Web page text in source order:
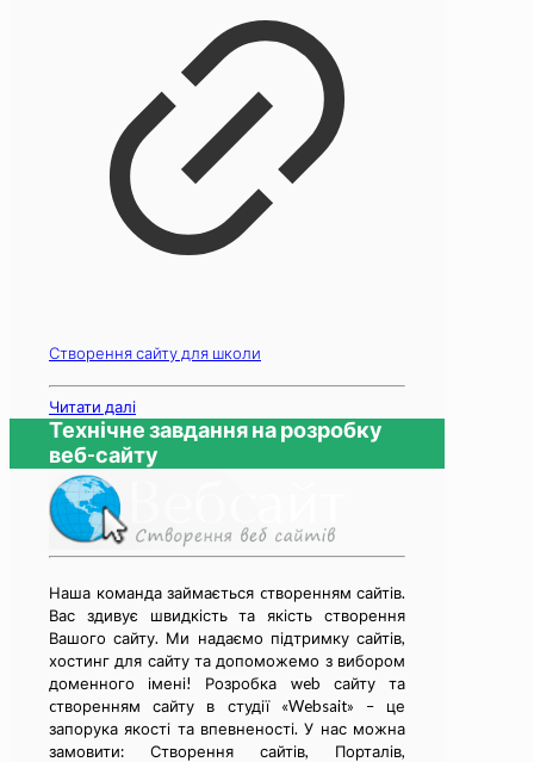
Створення сайту для школи
Читати далі
Технічне завдання на розробку
веб-сайту
Наша команда займається cтворенням сайтів.
Вас здивує швидкість та якість створення
Вашого сайту. Ми надаємо підтримку сайтів,
хостинг для сайту та допоможемо з вибором
доменного імені! Розробка web сайту та
cтворенням сайту в студії «Websait» – це
запорука якості та впевненості. У нас можна
замовити: Створення сайтів, Порталів,